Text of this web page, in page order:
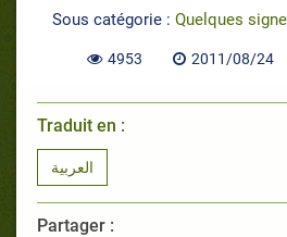
Sous catégorie : Quelques
4953 2011/08/24
Traduit en :
العربية
Partager :